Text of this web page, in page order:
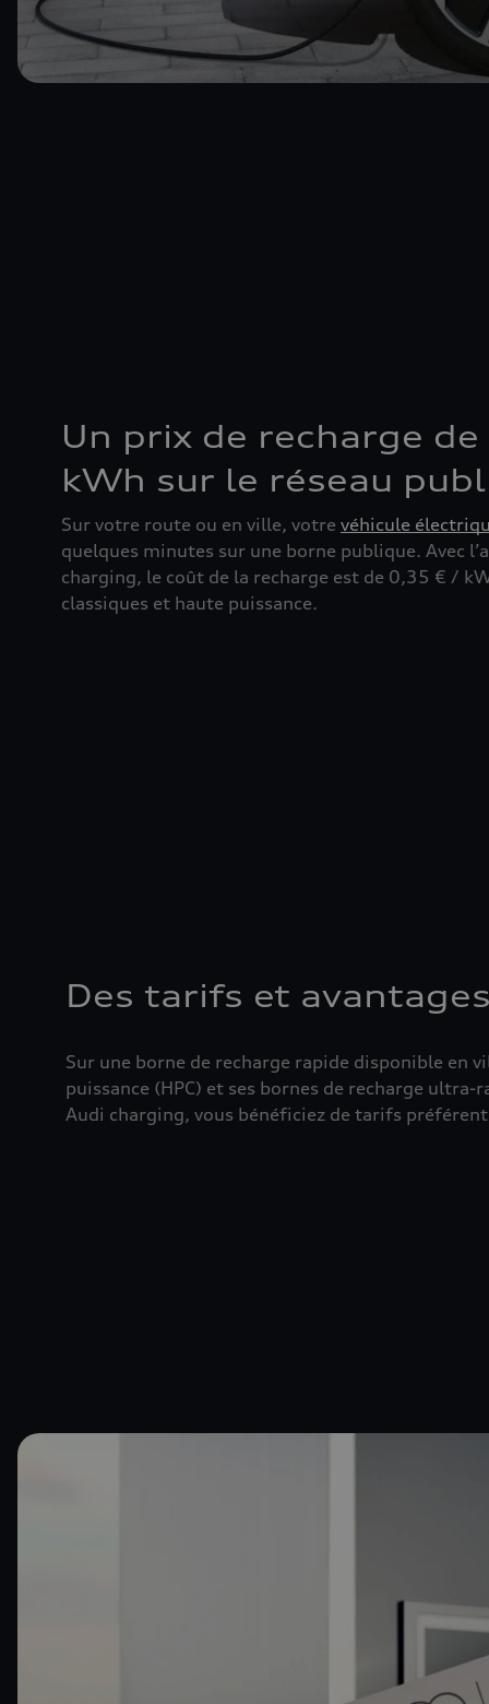
Un prix de recharge
kWh sur le réseau
Sur votre route ou en ville, votre véhicule
quelques minutes sur une borne publique. Avec
charging, le coût de la recharge est de 0,35 € /
classiques et haute puissance.
Des tarifs et
Sur une borne de recharge rapide disponible en
puissance (HPC) et ses bornes de recharge
Audi charging, vous bénéficiez de tarifs